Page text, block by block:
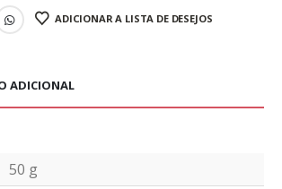
ADICIONAR A LISTA DE DESEJOS
ADICIONAL
50 g